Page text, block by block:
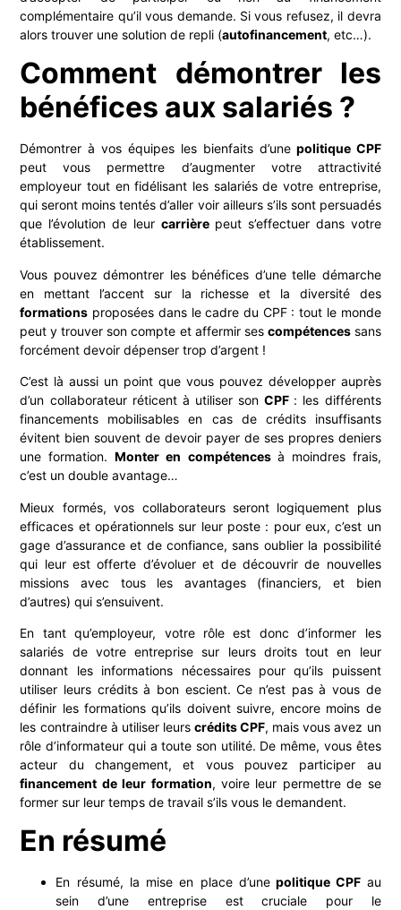
complémentaire qu’il vous demande. Si vous refusez, il devra
alors trouver une solution de repli (autofinancement, etc…).
Comment démontrer les
bénéfices aux salariés ?
Démontrer à vos équipes les bienfaits d’unepolitique CPF
peut vous permettre d’augmenter votre attractivité
employeur tout en fidélisant les salariés de votre entreprise,
qui seront moins tentés d’aller voir ailleurs s’ils sont persuadés
que l’évolution de leur carrièrepeut s’effectuer dans votre
établissement.
Vous pouvez démontrer les bénéfices d’une telle démarche
en mettant l’accent sur la richesse et la diversité des
formations proposées dans le cadre du CPF : tout le monde
peut y trouver son compte et affermir ses compétencessans
forcément devoir dépenser trop d’argent !
C’est là aussi un point que vous pouvez développer auprès
d’un collaborateur réticent à utiliser sonCPF : les différents
financements mobilisables en cas de crédits insuffisants
évitent bien souvent de devoir payer de ses propres deniers
une formation.Monter en compétences à moindres frais,
c’est un double avantage…
Mieux formés, vos collaborateurs seront logiquement plus
efficaces et opérationnels sur leur poste : pour eux, c’est un
gage d’assurance et de confiance, sans oublier la possibilité
qui leur est offerte d’évoluer et de découvrir de nouvelles
missions avec tous les avantages (financiers, et bien
d’autres) qui s’ensuivent.
En tant qu’employeur, votre rôle est donc d’informer les
salariés de votre entreprise sur leurs droits tout en leur
donnant les informations nécessaires pour qu’ils puissent
utiliser leurs crédits à bon escient. Ce n’est pas à vous de
définir les formations qu’ils doivent suivre, encore moins de
les contraindre à utiliser leurs crédits CPF, mais vous avez un
rôle d’informateur qui a toute son utilité. De même, vous êtes
acteur du changement, et vous pouvez participer au
financement de leur formation, voire leur permettre de se
former sur leur temps de travail s’ils vous le demandent.
En résumé
En résumé, la mise en place d’unepolitique CPF au
sein d’une entreprise est cruciale pour le